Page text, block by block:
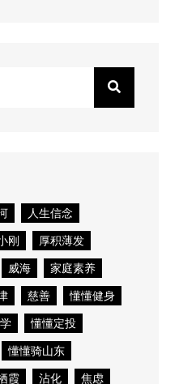
人生信念
刚
厚积薄发
威海
家庭素养
慈善
懂懂健身
懂懂定投
懂懂骑山东
霞 沾化 焦虑